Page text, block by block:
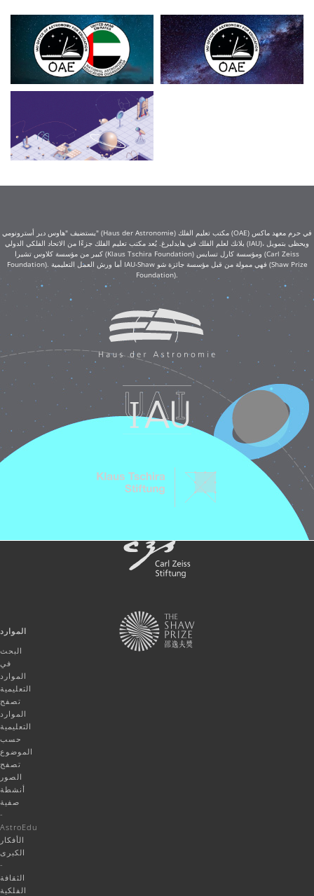
يستضيف "هاوس دير أسترونومي" (Haus der Astronomie) مكتب تعليم الفلك (OAE) في حرم معهد ماكس
بلانك لعلم الفلك في هايدلبرغ. يُعد مكتب تعليم الفلك جزءًا من الاتحاد الفلكي الدولي (IAU)، ويحظى بتمويل
كبير من مؤسسة كلاوس تشيرا (Klaus Tschira Foundation) ومؤسسة كارل تسايس (Carl Zeiss
Foundation). أما ورش العمل التعليمية IAU-Shaw فهي ممولة من قبل مؤسسة جائزة شو (Shaw Prize
Foundation).
الموارد
البحث
في
الموارد
التعليمية
تصفح
الموارد
التعليمية
حسب
الموضوع
تصفح
الصور
أنشطة
صفية
-
AstroEdu
الأفكار
الكبرى
-
الثقافة
الفلكية